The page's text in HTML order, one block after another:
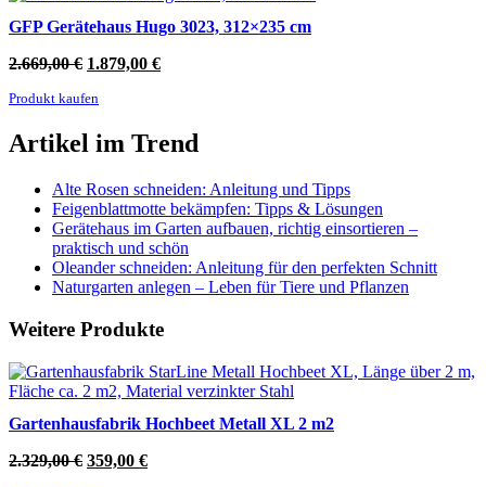
GFP Gerätehaus Hugo 3023, 312×235 cm
2.669,00€ Ursprünglicher
war:
1.879,00 €Aktueller
Produkt kaufen
Artikel im Trend
Alte Rosen schneiden: Anleitung und Tipps
Feigenblattmotte bekämpfen: Tipps & Lösungen
Gerätehaus im Garten aufbauen, richtig einsortieren –
praktisch und schön
Oleander schneiden: Anleitung für den perfekten Schnitt
Naturgarten anlegen – Leben für Tiere und Pflanzen
Weitere Produkte
Gartenhausfabrik Hochbeet Metall XL 2 m2
2.329,00€ Ursprünglicher
359,00 €Aktueller